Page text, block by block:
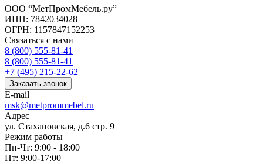
ООО “МетПромМебель.ру”
ИНН: 7842034028
ОГРН: 1157847152253
Связаться с нами
8 (800) 555-81-41
8 (800) 555-81-41
+7 (495) 215-22-62
Заказать звонок
E-mail
msk@metprommebel.ru
Адрес
ул. Стахановская, д.6 стр. 9
Режим работы
Пн-Чт: 9:00 - 18:00
Пт: 9:00-17:00